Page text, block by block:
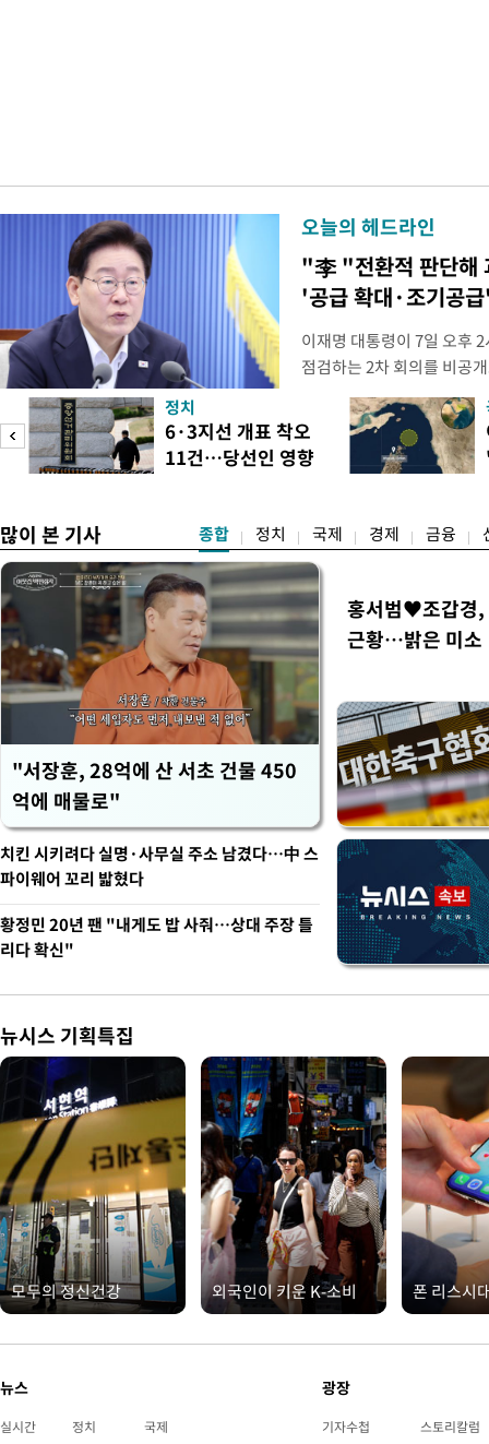
오늘의 헤드라인
"李 "전환적 판단해
'공급 확대·조기공
이재명 대통령이 7일 오후
점검하는 2차 회의를 비공
관계부처 장관들과 위원
금융 지원 방향 및 방안과
지원 방안을 보고 받았다고
면 브리핑에서 밝혔다 회의
정치
6·3지선 개표 착오
11건…당선인 영향
많이 본 기사 종합 정치 국제 경제 금융
"서장훈, 28억에 산 서초 건물 450
억에 매물로"
홍서범♥조갑경,
근황…밝은 미소
치킨 시키려다 실명·사무실 주소 남겼다…中 스
파이웨어 꼬리 밟혔다
황정민 20년 팬 "내게도 밥 사줘…상대 주장 틀
리다 확신"
뉴시스 기획특집
모두의 정신건강 외국인이 키운 K-소비 폰 리스시
뉴스
실시간 정치 국제
광장
기자수첩 스토리칼럼